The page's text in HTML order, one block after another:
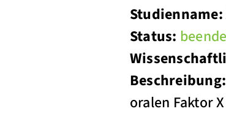
Studienname:
Status:
Beschreibung:
oralen Faktor